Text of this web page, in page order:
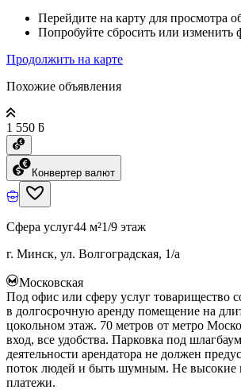
Перейдите на карту для просмотра
Попробуйте сбросить или изменить
Продолжить на карте
Похожие объявления
1 550 ƃ
Конвертер валют
Сфера услуг44 м²1/9 этаж
г. Минск, ул. Волгоградская, 1/а
Московская
Под офис или сферу услуг товарищество
в долгосрочную аренду помещение на
цокольном этаж. 70 метров от метро
вход, все удобства. Парковка под
деятельности арендатора не должен
поток людей и быть шумным. Не высокие
платежи.